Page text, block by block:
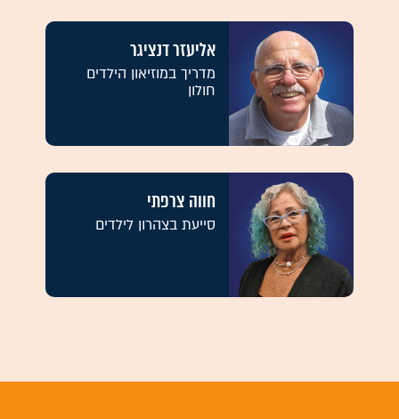
אליעזר דנציגר
מדריך במוזיאון הילדים
חולון
חווה צרפתי
סייעת בצהרון לילדים